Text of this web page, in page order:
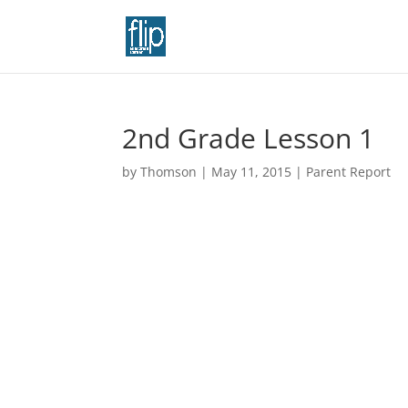
2nd Grade Lesson 1
byThomson | May 11, 2015 | Parent Report